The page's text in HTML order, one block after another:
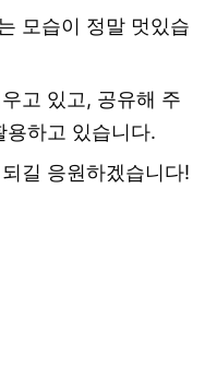
모습이 정말 멋있습
고 있고, 공유해 주
하고 있습니다.
길 응원하겠습니다!